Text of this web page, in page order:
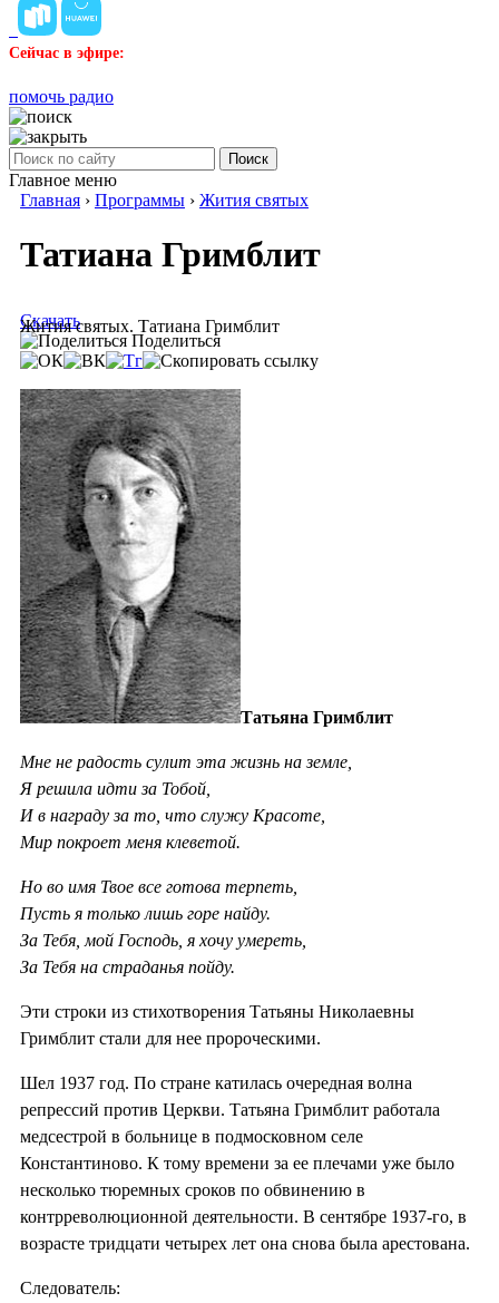
Сейчас в эфире:
помочь радио
Поиск
Главное меню
Главная › Программы › Жития святых
Татиана Гримблит
Жития святых. Татиана Гримблит
Скачать
Поделиться
Татьяна Гримблит
Мне не радость сулит эта жизнь на земле,
Я решила идти за Тобой,
И в награду за то, что служу Красоте,
Мир покроет меня клеветой.
Но во имя Твое все готова терпеть,
Пусть я только лишь горе найду.
За Тебя, мой Господь, я хочу умереть,
За Тебя на страданья пойду.
Эти строки из стихотворения Татьяны Николаевны
Гримблит стали для нее пророческими.
Шел 1937 год. По стране катилась очередная волна
репрессий против Церкви. Татьяна Гримблит работала
медсестрой в больнице в подмосковном селе
Константиново. К тому времени за ее плечами уже было
несколько тюремных сроков по обвинению в
контрреволюционной деятельности. В сентябре 1937-го, в
возрасте тридцати четырех лет она снова была арестована.
Следователь: